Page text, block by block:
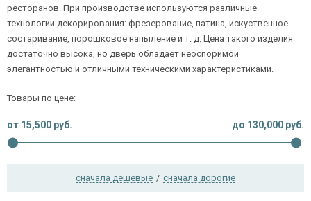
Галерея
Акции
Покупателям
О компании
ресторанов. При производстве используются различные
технологии декорирования: фрезерование, патина, искуственное
состаривание, порошковое напыление и т. д. Цена такого изделия
достаточно высока, но дверь обладает неоспоримой
элегантностью и отличными техническими характеристиками.
Товары по цене:
от 15,500 руб. до 130,000 руб.
сначала дешевые / сначала дорогие